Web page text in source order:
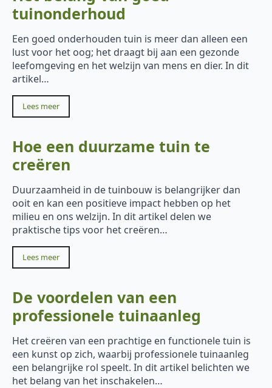
tuinonderhoud
Een goed onderhouden tuin is meer dan alleen een
lust voor het oog; het draagt bij aan een gezonde
leefomgeving en het welzijn van mens en dier. In dit
artikel…
Lees meer
Hoe een duurzame tuin te
creëren
Duurzaamheid in de tuinbouw is belangrijker dan
ooit en kan een positieve impact hebben op het
milieu en ons welzijn. In dit artikel delen we
praktische tips voor het creëren…
Lees meer
De voordelen van een
professionele tuinaanleg
Het creëren van een prachtige en functionele tuin is
een kunst op zich, waarbij professionele tuinaanleg
een belangrijke rol speelt. In dit artikel belichten we
het belang van het inschakelen…